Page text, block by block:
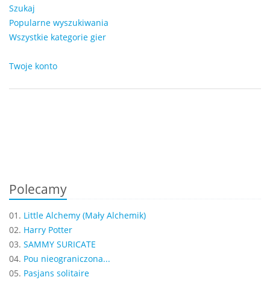
Szukaj
Popularne wyszukiwania
Wszystkie kategorie gier
Twoje konto
Polecamy
01. Little Alchemy (Mały Alchemik)
02. Harry Potter
03. SAMMY SURICATE
04. Pou nieograniczona...
05. Pasjans solitaire